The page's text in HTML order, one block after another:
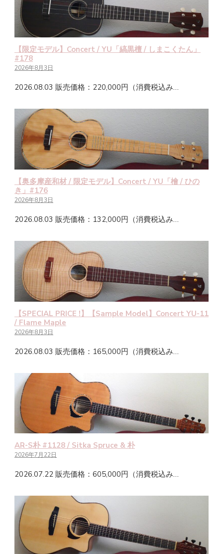
【限定モデル】Concert / YU「縞黒檀 / しまこくたん」
#178
2026年8月3日
2026.08.03 販売価格：220,000円（消費税込み…
【奥多摩産和材 / 限定モデル】Concert / YU「檜 / ひの
き」#176
2026年8月3日
2026.08.03 販売価格：132,000円（消費税込み…
【SPECIAL PRICE !】【Sample Model】Concert YU-11
/ Flame Maple
2026年8月3日
2026.08.03 販売価格：165,000円（消費税込み…
AR-S朴 #1128 / Sitka Spruce & 朴
2026年7月22日
2026.07.22 販売価格：605,000円（消費税込み…